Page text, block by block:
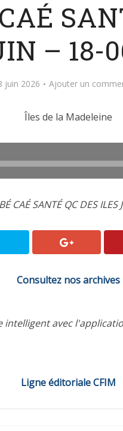
– 18-
juin 2026 Ajouter un
Îles de la Madeleine
CAÉ SANTÉ QC DES
Consultez nos archives
avec
Ligne éditoriale CFIM